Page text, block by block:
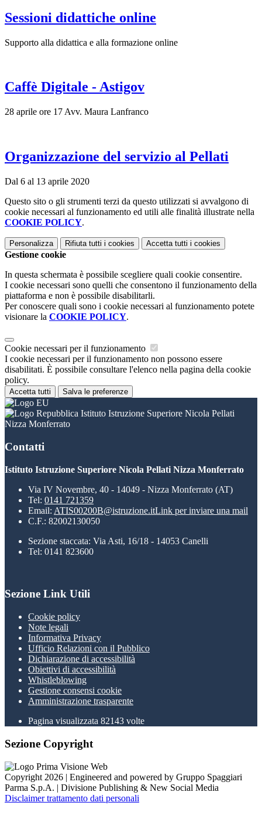
Sessioni didattiche online
Supporto alla didattica e alla formazione online
Caffè Digitale - Astigov
28 aprile ore 17 Avv. Maura Lanfranco
Organizzazione del servizio al Pellati
Dal 6 al 13 aprile 2020
Questo sito o gli strumenti terzi da questo utilizzati si avvalgono di
cookie necessari al funzionamento ed utili alle finalità illustrate nella
COOKIE POLICY.
Personalizza Rifiuta tutti i cookies Accetta tutti i cookies
Gestione cookie
In questa schermata è possibile scegliere quali cookie consentire.
I cookie necessari sono quelli che consentono il funzionamento della
piattaforma e non è possibile disabilitarli.
Per conoscere quali sono i cookie necessari al funzionamento potete
visionare la COOKIE POLICY.
Cookie necessari per il funzionamento
I cookie necessari per il funzionamento non possono essere
disabilitati. È possibile consultare l'elenco nella pagina della cookie
policy.
Accetta tutti Salva le preferenze
Istituto Istruzione Superiore Nicola Pellati
Nizza Monferrato
Contatti
Istituto Istruzione Superiore Nicola Pellati Nizza Monferrato
Via IV Novembre, 40 - 14049 - Nizza Monferrato (AT)
Tel: 0141 721359
Email: ATIS00200B@istruzione.itLink per inviare una mail
C.F.: 82002130050
Sezione staccata: Via Asti, 16/18 - 14053 Canelli
Tel: 0141 823600
Sezione Link Utili
Cookie policy
Note legali
Informativa Privacy
Ufficio Relazioni con il Pubblico
Dichiarazione di accessibilità
Obiettivi di accessibilità
Whistleblowing
Gestione consensi cookie
Amministrazione trasparente
Pagina visualizzata 82143 volte
Sezione Copyright
Copyright 2026 | Engineered and powered by Gruppo Spaggiari
Parma S.p.A. | Divisione Publishing & New Social Media
Disclaimer trattamento dati personali